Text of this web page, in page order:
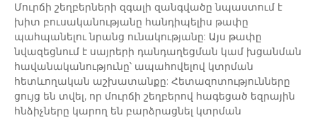
Մուրճի շեղբերների զգալի զանգվածը նպաստում է
խիտ բուսականությանը հանդիպելիս թափը
պահպանելու նրանց ունակությանը: Այս թափը
նվազեցնում է սայրերի դանդաղեցման կամ խցանման
հավանականությունը՝ ապահովելով կտրման
հետևողական աշխատանքը: Հետազոտությունները
ցույց են տվել, որ մուրճի շեղբերով հագեցած եզրային
հնձիչները կարող են բարձրացնել կտրման